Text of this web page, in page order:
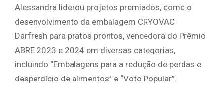
Alessandra liderou projetos premiados, como o
desenvolvimento da embalagem CRYOVAC
Darfresh para pratos prontos, vencedora do Prêmio
ABRE 2023 e 2024 em diversas categorias,
incluindo “Embalagens para a redução de perdas e
desperdício de alimentos” e “Voto Popular”.